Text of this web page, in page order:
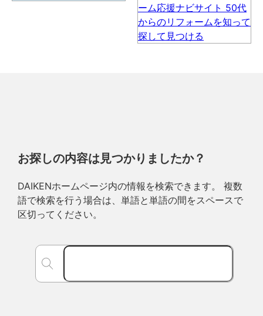
お探しの内容は見つかりましたか？
DAIKENホームページ内の情報を検索できます。 複数
語で検索を行う場合は、単語と単語の間をスペースで
区切ってください。